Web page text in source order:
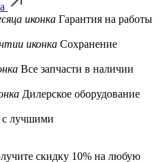
Гарантия на работы
Сохранение
Все запчасти в наличии
Дилерское оборудование
скидку 10% на любую